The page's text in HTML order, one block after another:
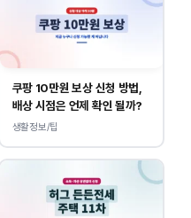
쿠팡 10만원 보상 신청 방법,
배상 시점은 언제 확인 될까?
생활정보/팁